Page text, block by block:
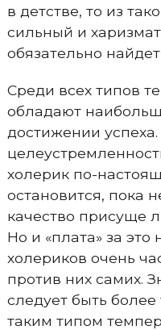
в детстве, то из
сильный и
обязательно
Среди всех типов
обладают
достижении
холерик по-
остановится, пока
качество присуще
Но и «плата» за
холериков очень
против них самих.
следует быть
таким типом